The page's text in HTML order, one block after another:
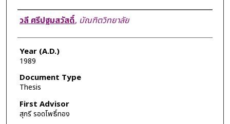
Author
วลี ศรีปฐมสวัสดิ์, บัณฑิตวิทยาลัย
Year (A.D.)
1989
Document Type
Thesis
First Advisor
สุกรี รอดโพธิ์ทอง